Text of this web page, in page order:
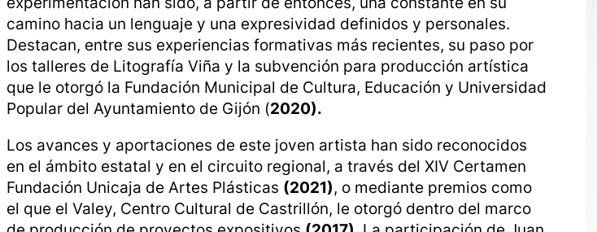
camino hacia un lenguaje y una expresividad definidos y personales.
Destacan, entre sus experiencias formativas más recientes, su paso por
los talleres de Litografía Viña y la subvención para producción artística
que le otorgó la Fundación Municipal de Cultura, Educación y Universidad
Popular del Ayuntamiento de Gijón (2020).
Los avances y aportaciones de este joven artista han sido reconocidos
en el ámbito estatal y en el circuito regional, a través del XIV Certamen
Fundación Unicaja de Artes Plásticas (2021), o mediante premios como
el que el Valey, Centro Cultural de Castrillón, le otorgó dentro del marco